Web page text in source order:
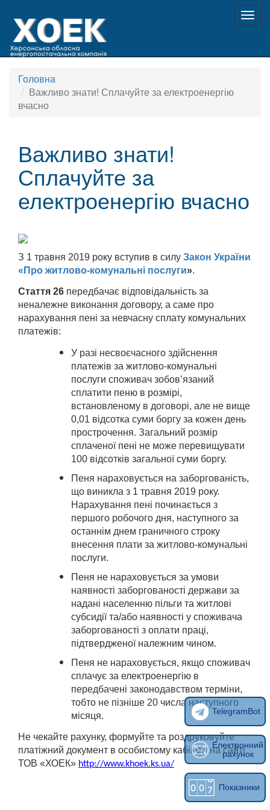
Головна
Важливо знати! Сплачуйте за електроенергію
вчасно
Важливо знати!
Сплачуйте за
електроенергію вчасно
З 1 травня 2019 року вступив в силу Закон України
«Про житлово-комунальні послуги».
Стаття 26 передбачає відповідальність за
неналежне виконання договору, а саме про
нарахування пені за невчасну сплату комунальних
платежів:
У разі несвоєчасного здійснення
платежів за житлово-комунальні
послуги споживач зобов’язаний
сплатити пеню в розмірі,
встановленому в договорі, але не вище
0,01 відсотка суми боргу за кожен день
прострочення. Загальний розмір
сплаченої пені не може перевищувати
100 відсотків загальної суми боргу.
Пеня нараховується на заборгованість,
що виникла з 1 травня 2019 року.
Нарахування пені починається з
першого робочого дня, наступного за
останнім днем граничного строку
внесення плати за житлово-комунальні
послуги.
Пеня не нараховується за умови
наявності заборгованості держави за
надані населенню пільги та житлові
субсидії та/або наявності у споживача
заборгованості з оплати праці,
підтвердженої належним чином.
Пеня не нараховується, якщо споживач
сплачує за електроенергію в
передбачені законодавством терміни,
тобто не пізніше 20 числа наступного
місяця.
Не чекайте рахунку, формуйте та роздруковуйте
платіжний документ в особистому кабінеті на сайті
ТОВ «ХОЕК» http://www.khoek.ks.ua/
TelegramBot
Електронний
рахунок
Показники